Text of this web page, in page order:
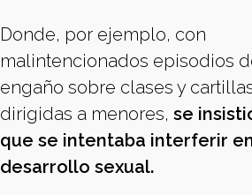
Donde, por ejemplo, con
malintencionados episodios
engaño sobre clases y
dirigidas a menores, se
que se intentaba interferir
desarrollo sexual.